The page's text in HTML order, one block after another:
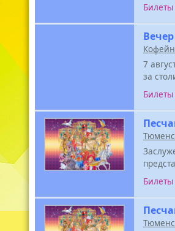
7
за